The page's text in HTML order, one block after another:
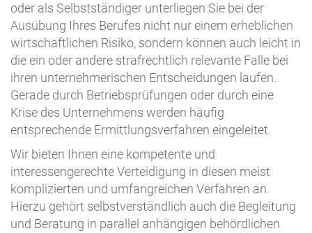
oder als Selbstständiger unterliegen Sie bei der
Ausübung Ihres Berufes nicht nur einem erheblichen
wirtschaftlichen Risiko, sondern können auch leicht in
die ein oder andere strafrechtlich relevante Falle bei
ihren unternehmerischen Entscheidungen laufen.
Gerade durch Betriebsprüfungen oder durch eine
Krise des Unternehmens werden häufig
entsprechende Ermittlungsverfahren eingeleitet.
Wir bieten Ihnen eine kompetente und
interessengerechte Verteidigung in diesen meist
komplizierten und umfangreichen Verfahren an.
Hierzu gehört selbstverständlich auch die Begleitung
und Beratung in parallel anhängigen behördlichen